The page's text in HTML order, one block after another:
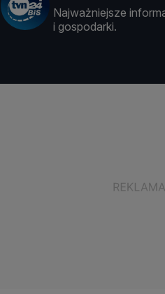
Najważniejsze
i gospodarki.